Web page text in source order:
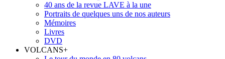
40 ans de la revue LAVE à la une
Portraits de quelques uns de nos auteurs
Mémoires
Livres
DVD
VOLCANS+